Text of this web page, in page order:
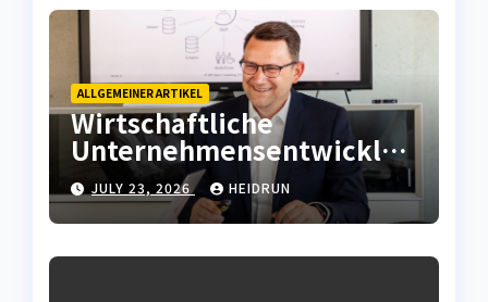
ALLGEMEINER ARTIKEL
Wirtschaftliche
Unternehmensentwicklun
g mit moderner
Betriebsstrategie
JULY 23, 2026 HEIDRUN